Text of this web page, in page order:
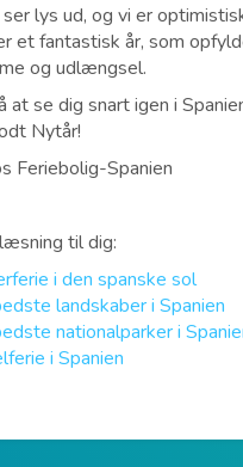
lys ud, og vi er
et fantastisk år, som
og udlængsel.
at se dig snart igen i
Nytår!
Feriebolig-Spanien
til dig:
i den spanske sol
landskaber i Spanien
nationalparker i
i Spanien